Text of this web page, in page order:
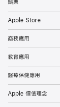
娛樂
Apple Store
商務應用
教育應用
醫療保健應用
Apple 價值理念